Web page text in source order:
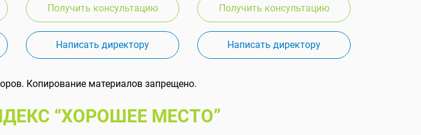
Получить консультацию
Написать директору
Получить консультацию
Написать директору
Копирование материалов запрещено.
“ХОРОШЕЕ МЕСТО”